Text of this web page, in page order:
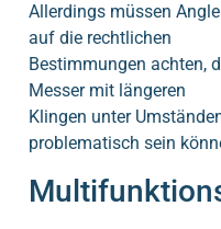
Allerdings müssen
auf die rechtlichen
Bestimmungen achten,
Messer mit längeren
Klingen unter
problematisch sein